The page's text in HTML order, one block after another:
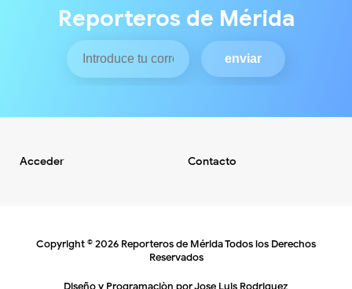
Reporteros de Mérida
Acceder Contacto
Copyright ©2026 Reporteros de MéridaTodos los Derechos
Reservados
Diseño y Programaciòn porJose Luis Rodriguez